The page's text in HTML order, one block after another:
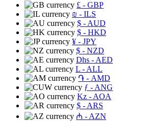
£ - GBP
₪ - ILS
$ - AUD
$ - HKD
¥ - JPY
$ - NZD
Dhs - AED
L - ALL
֏ - AMD
ƒ - ANG
Kz - AOA
$ - ARS
₼ - AZN